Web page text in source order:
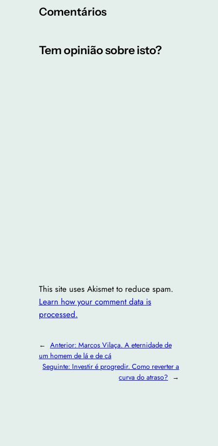
Comentários
Tem opinião sobre isto?
This site uses Akismet to reduce spam.
Learn how your comment data is
processed.
← Anterior: Marcos Vilaça. A eternidade de
um homem de lá e de cá
Seguinte: Investir é progredir. Como reverter a
curva do atraso? →